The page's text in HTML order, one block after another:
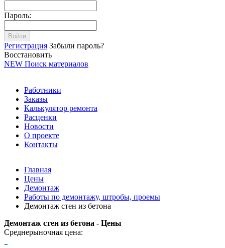
Пароль:
Войти
Регистрация Забыли пароль?
Восстановить
NEW Поиск материалов
Работники
Заказы
Калькулятор ремонта
Расценки
Новости
О проекте
Контакты
Главная
Цены
Демонтаж
Работы по демонтажу, штробы, проемы
Демонтаж стен из бетона
Демонтаж стен из бетона - Цены
Среднерыночная цена:
-